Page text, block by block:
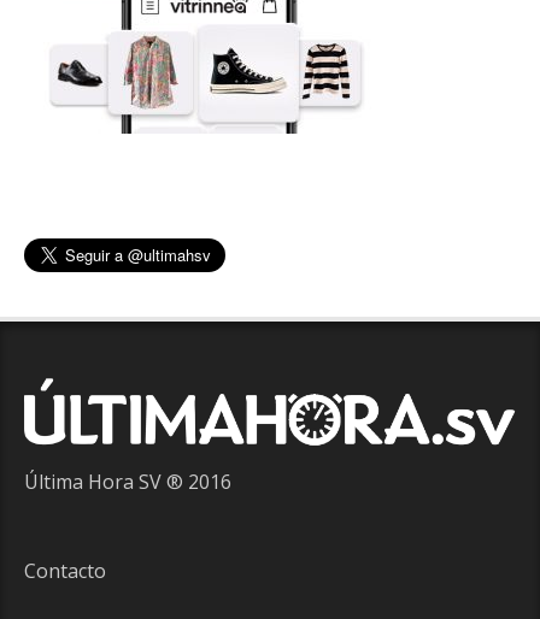
Última Hora SV ® 2016
Contacto